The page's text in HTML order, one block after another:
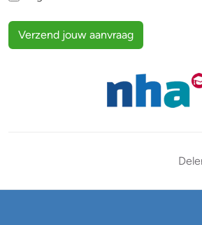
Verzend jouw aanvraag